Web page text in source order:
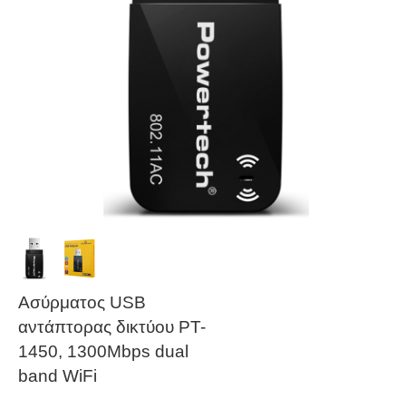
Ασύρματος USB
αντάπτορας δικτύου PT-
1450, 1300Mbps dual
band WiFi